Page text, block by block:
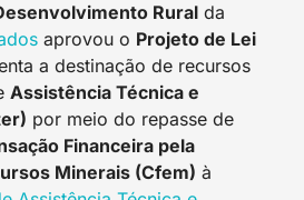
Rural da
aprovou o Projeto de Lei
a destinação de recursos
Assistência Técnica e
por meio do repasse de
Financeira pela
Minerais (Cfem) à